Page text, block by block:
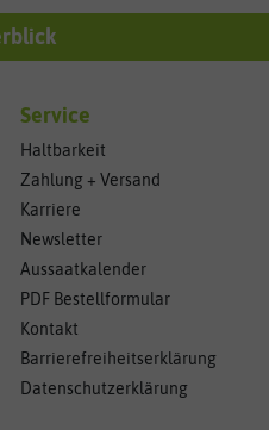
Service
Haltbarkeit
Zahlung + Versand
Karriere
Newsletter
Aussaatkalender
PDF Bestellformular
Kontakt
Barrierefreiheitserklärung
Datenschutzerklärung